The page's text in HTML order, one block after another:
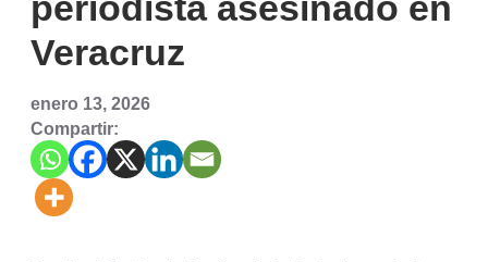
Veracruz
enero 13, 2026
Compartir: